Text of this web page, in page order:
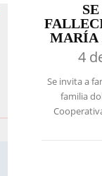
MARÍA
4
Se invita a
familia